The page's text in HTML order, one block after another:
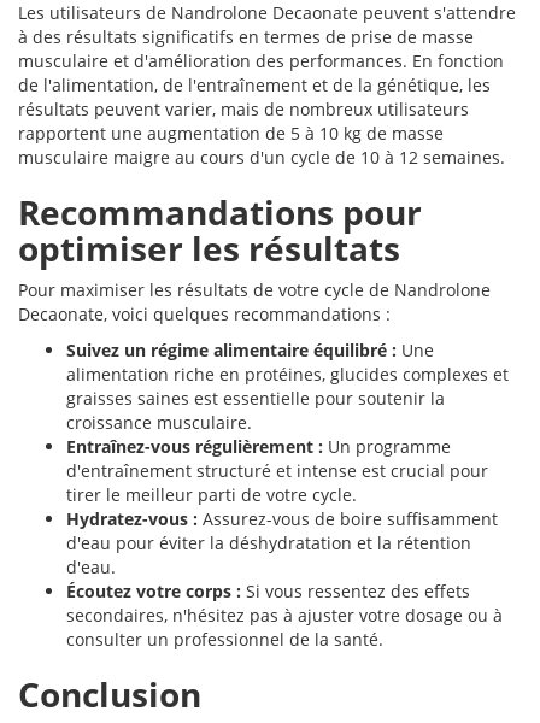
Les utilisateurs de Nandrolone Decaonate peuvent s'attendre
à des résultats significatifs en termes de prise de masse
musculaire et d'amélioration des performances. En fonction
de l'alimentation, de l'entraînement et de la génétique, les
résultats peuvent varier, mais de nombreux utilisateurs
rapportent une augmentation de 5 à 10 kg de masse
musculaire maigre au cours d'un cycle de 10 à 12 semaines.
Recommandations pour
optimiser les résultats
Pour maximiser les résultats de votre cycle de Nandrolone
Decaonate, voici quelques recommandations :
Suivez un régime alimentaire équilibré : Une
alimentation riche en protéines, glucides complexes et
graisses saines est essentielle pour soutenir la
croissance musculaire.
Entraînez-vous régulièrement : Un programme
d'entraînement structuré et intense est crucial pour
tirer le meilleur parti de votre cycle.
Hydratez-vous : Assurez-vous de boire suffisamment
d'eau pour éviter la déshydratation et la rétention
d'eau.
Écoutez votre corps : Si vous ressentez des effets
secondaires, n'hésitez pas à ajuster votre dosage ou à
consulter un professionnel de la santé.
Conclusion